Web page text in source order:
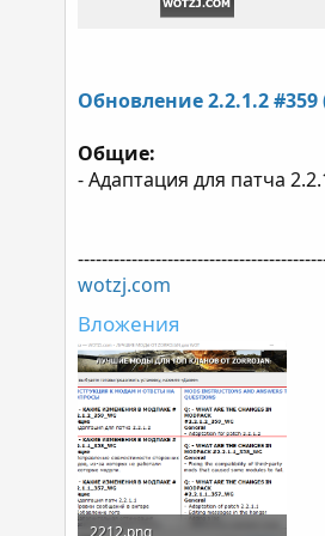
Обновление 2.2.1.2 #359
Общие:
- Адаптация для патча
wotzj.com
Вложения